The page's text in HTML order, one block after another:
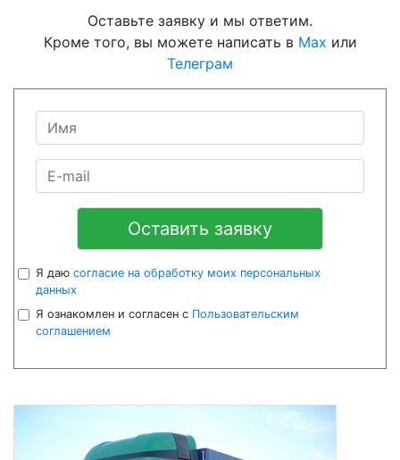
Оставьте заявку и мы ответим.
Кроме того, вы можете написать в Max или
Телеграм
Оставить заявку
Я даю согласие на обработку моих персональных
данных
Я ознакомлен и согласен с Пользовательским
соглашением